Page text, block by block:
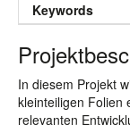
Keywords
In diesem Projekt
kleinteiligen Folien
relevanten